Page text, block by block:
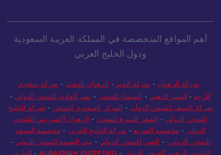
أهم المواقع المتخصصة في المملكة العربية السعودية
ودول الخليج العربي
شركة الرهوان - شركة الخير - الرهوان الذهبي - شركة سعودي
كارجو - النسر الذهبي - الشيماء للشحن - نسر الوادي للشحن الدولي -
شركة السيف للشحن الدولي - المركز السعودي للشحن - شركة الخليج
للشحن الدولي - الصقر السريع للشحن - الرهوان أكسبريس للشحن
الدولي - مؤسسة السريع - شركة الخليج العربي - مؤسسة السيف
للشحن الدولي - النسر للشحن الدولي - بيت البسمة للشحن الدولي -
الفارس الذهبي للشحن الدولي -
ALBASMAH SHIPPING
- الفارس